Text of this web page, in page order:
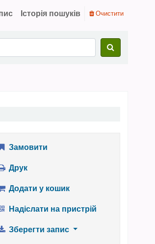
Історія пошуків Очистити
Замовити
Друк
Додати у кошик
Надіслати на пристрій
Зберегти запис